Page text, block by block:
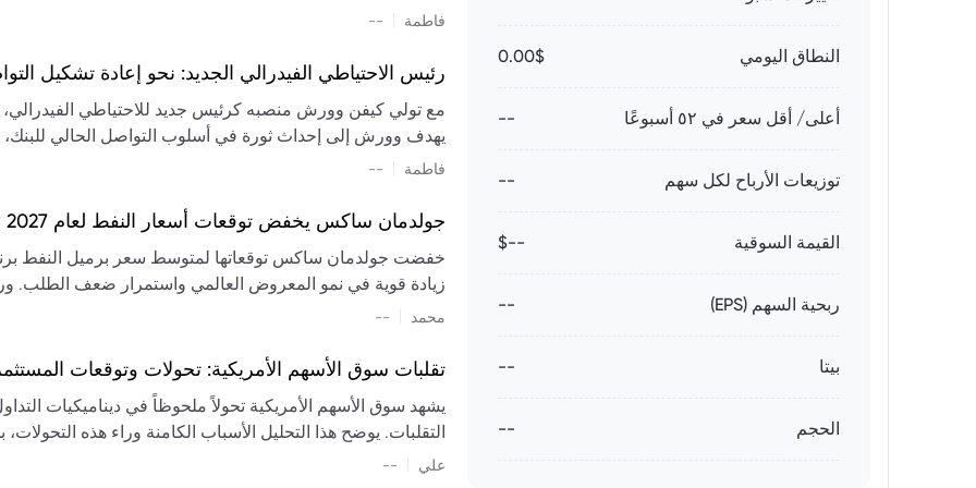
النطاق اليومي 0.00$
أعلى/ أقل سعر في ٥٢ أسبوعًا --
توزيعات الأرباح لكل سهم --
القيمة السوقية --$
ربحية السهم (EPS) --
بيتا --
الحجم --
تشكيل تقييم الصناعة، مع توقعات بارتفاع مستمر في الأسعار
فاطمة --
رئيس الاحتياطي الفيدرالي الجديد: نحو إعادة تشكيل
مع تولي كيفن وورش منصبه كرئيس جديد للاحتياطي الفيدرالي،
يهدف وورش إلى إحداث ثورة في أسلوب التواصل الحالي للبنك،
السياسة ويمنح البنك المركزي دوراً مبالغاً فيه. يسعى إلى
فاطمة --
جولدمان ساكس يخفض توقعات أسعار النفط لعام 2027 وسط تغيرات في العرض والطلب
زيادة قوية في نمو المعروض العالمي واستمرار ضعف الطلب.
العالمية في الربع الثاني
سابقًا. من المتوقع عودة صادرات دول الخليج إلى طبيعتها
عدم اليقين الجيوسياسي يمكن أن يؤدي إلى تقلبات سعرية
استمرار الاضطرابات، وسيناريوهات لانخفاض الأسعار في
إضافي.
محمد --
تقلبات سوق الأسهم الأمريكية: تحولات وتوقعات
يشهد سوق الأسهم الأمريكية تحولاً ملحوظاً في ديناميكيات
التقلبات. يوضح هذا التحليل الأسباب الكامنة وراء هذه
علي --